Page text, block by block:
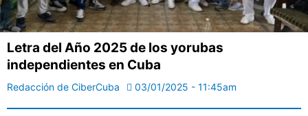
Letra del Año 2025 de los yorubas
independientes en Cuba
Redacción de CiberCuba 03/01/2025 - 11:45am